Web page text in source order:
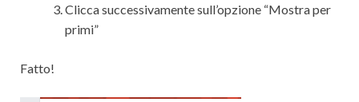
Clicca successivamente sull’opzione “Mostra per
primi”
Fatto!